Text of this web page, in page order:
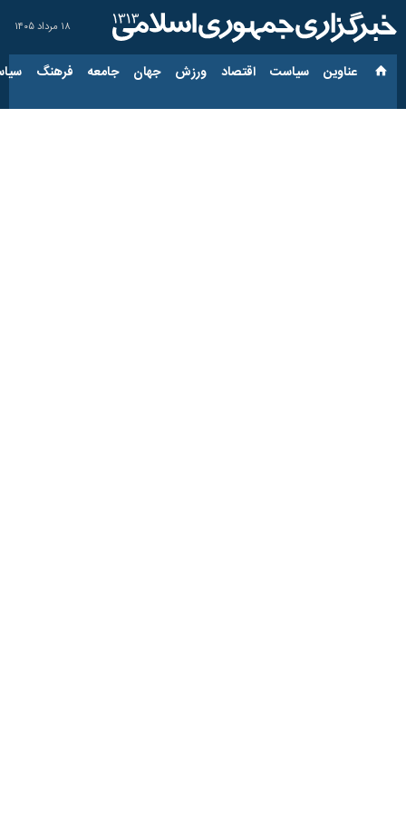
۱۸ مرداد ۱۴۰۵
عناوین‌ سیاست اقتصاد ورزش جهان جامعه فرهنگ